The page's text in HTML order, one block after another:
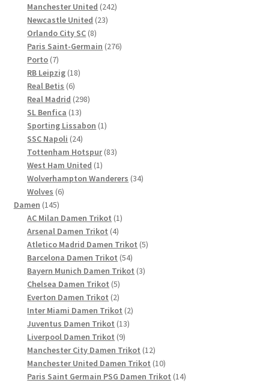
Produkte
Manchester United 242242
Newcastle United 2323
Orlando City SC 88
Produkte
Paris Saint-Germain 276276
Porto 77
Produkte
RB Leipzig 1818
Real Betis 66
Produkte
Real Madrid 298298
SL Benfica 1313
Produkte
Sporting Lissabon 11
SSC Napoli 2424
Produkte
Tottenham Hotspur 8383
West Ham United 11
Produkt
Wolverhampton Wanderers 3434
Wolves 66
Damen 145145
Produkte
AC Milan Damen Trikot 11
Arsenal Damen Trikot 44
Produkte
Atletico Madrid Damen Trikot 55
Barcelona Damen Trikot 5454
Produkte
Bayern Munich Damen Trikot 33
Chelsea Damen Trikot 55
Produkte
Everton Damen Trikot 22
Produkte
Inter Miami Damen Trikot 22
Juventus Damen Trikot 1313
Liverpool Damen Trikot 99
Produkte
Manchester City Damen Trikot 1212
Produkte
Manchester United Damen Trikot 1010
Produkte
Paris Saint Germain PSG Damen Trikot 1414